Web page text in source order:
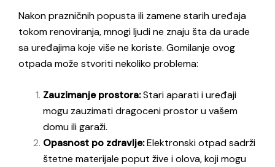
Nakon prazničnih popusta ili zamene starih uređaja
tokom renoviranja, mnogi ljudi ne znaju šta da urade
sa uređajima koje više ne koriste. Gomilanje ovog
otpada može stvoriti nekoliko problema:
Zauzimanje prostora:Stari aparati i uređaji
mogu zauzimati dragoceni prostor u vašem
domu ili garaži.
Opasnost po zdravlje:Elektronski otpad sadrži
štetne materijale poput žive i olova, koji mogu